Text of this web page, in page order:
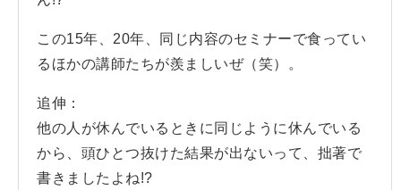
この15年、20年、同じ内容のセミナーで食ってい
るほかの講師たちが羨ましいぜ（笑）。
追伸：
他の人が休んでいるときに同じように休んでいる
から、頭ひとつ抜けた結果が出ないって、拙著で
書きましたよね!?